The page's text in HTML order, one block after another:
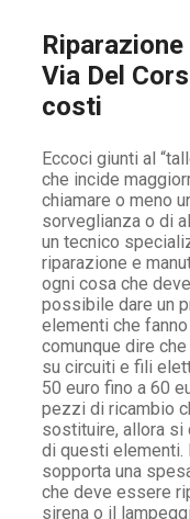
Via Del
costi
Eccoci giunti al
che incide
chiamare o meno
sorveglianza o di
un tecnico
riparazione e
ogni cosa che
possibile dare un
elementi che
comunque dire
su circuiti e fili
50 euro fino a 60
pezzi di ricambio
sostituire, allora si
di questi elementi.
sopporta una
che deve essere
sirena o il